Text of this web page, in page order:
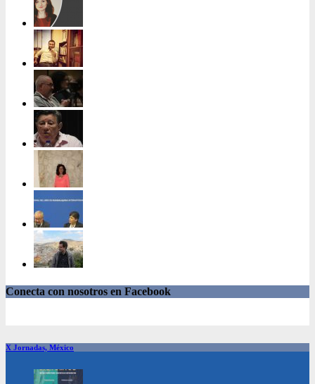
Conecta con nosotros en Facebook
X Jornadas, México